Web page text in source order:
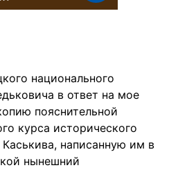
национального
в ответ на мое
пояснительной
курса исторического
написанную им в
нынешний